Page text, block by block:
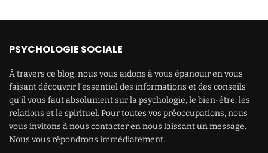
PSYCHOLOGIE SOCIALE
À travers ce blog, nous vous aidons à vous épanouir en vous
faisant découvrir l’essentiel des informations et des conseils
qu’il vous faut absolument sur la psychologie, le bien-être, les
relations et le spirituel. Pour toutes vos préoccupations, nous
vous invitons à nous contacter en nous laissant un message.
Nous vous répondrons immédiatement.